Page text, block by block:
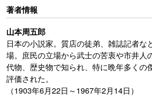
著者情報
山本周五郎
日本の小説家。質店の徒弟、雑誌記者な
場。庶民の立場から武士の苦衷や市井人
代物、歴史物で知られ、特に晩年多くの
評価された。
（1903年6月22日～1967年2月14日）